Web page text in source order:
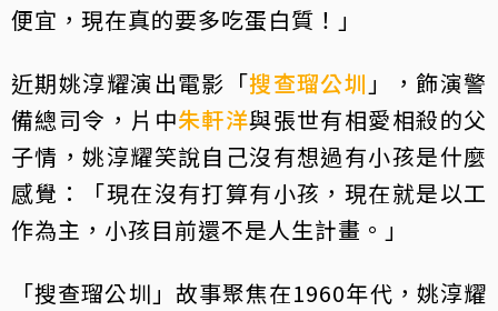
便宜，現在真的要多吃蛋白質！」
近期姚淳耀演出電影「搜查瑠公圳 」，飾演警
備總司令，片中朱軒洋與張世有相愛相殺的父
子情，姚淳耀笑說自己沒有想過有小孩是什麼
感覺：「現在沒有打算有小孩，現在就是以工
作為主，小孩目前還不是人生計畫。」
「搜查瑠公圳」故事聚焦在1960年代，姚淳耀